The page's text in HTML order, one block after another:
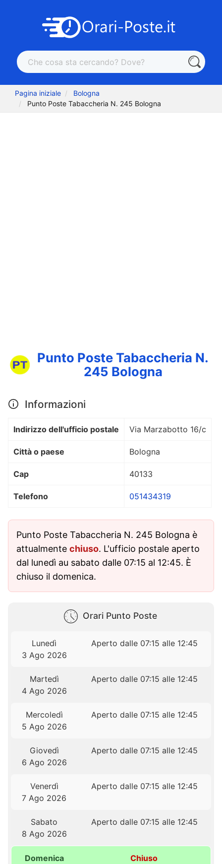
Pagina iniziale
Bologna
Punto Poste Tabaccheria N. 245 Bologna
Punto Poste Tabaccheria N.
245 Bologna
Informazioni
Indirizzo dell'ufficio postale Via Marzabotto 16/c
Città o paese Bologna
Cap 40133
Telefono 051434319
Punto Poste Tabaccheria N. 245 Bologna è
attualmente chiuso. L'ufficio postale aperto
dal lunedì au sabato dalle 07:15 al 12:45. È
chiuso il domenica.
Orari Punto Poste
Lunedì
3 Ago 2026
Aperto dalle 07:15 alle 12:45
Martedì
4 Ago 2026
Aperto dalle 07:15 alle 12:45
Mercoledì
5 Ago 2026
Aperto dalle 07:15 alle 12:45
Giovedì
6 Ago 2026
Aperto dalle 07:15 alle 12:45
Venerdì
7 Ago 2026
Aperto dalle 07:15 alle 12:45
Sabato
8 Ago 2026
Aperto dalle 07:15 alle 12:45
Domenica
Chiuso